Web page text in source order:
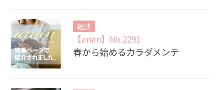
雑誌
【anan】No.2291
春から始めるカラダメンテ